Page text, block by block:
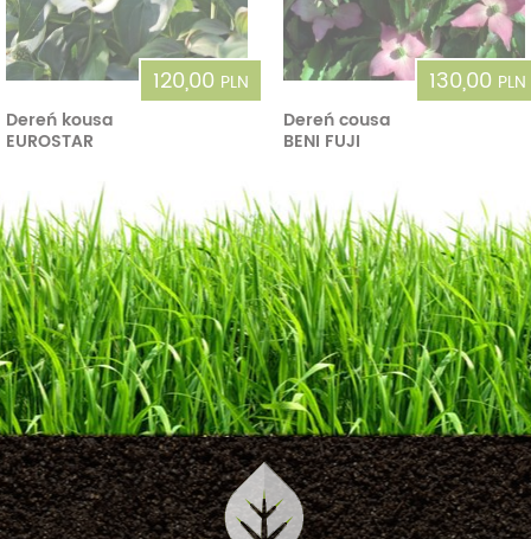
120,00 PLN
Dereń kousa
EUROSTAR
130,00 PLN
Dereń cousa
BENI FUJI